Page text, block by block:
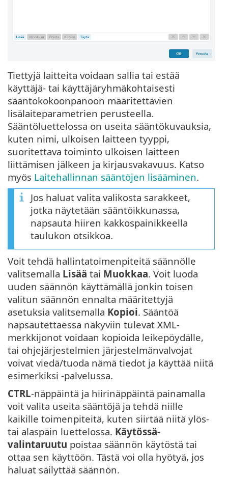
Tiettyjä laitteita voidaan sallia tai estää
käyttäjä- tai käyttäjäryhmäkohtaisesti
sääntökokoonpanoon määritettävien
lisälaiteparametrien perusteella.
Sääntöluettelossa on useita sääntökuvauksia,
kuten nimi, ulkoisen laitteen tyyppi,
suoritettava toiminto ulkoisen laitteen
liittämisen jälkeen ja kirjausvakavuus. Katso
myös Laitehallinnan sääntöjen lisääminen.
Jos haluat valita valikosta sarakkeet,
jotka näytetään sääntöikkunassa,
napsauta hiiren kakkospainikkeella
taulukon otsikkoa.
Voit tehdä hallintatoimenpiteitä säännölle
valitsemalla Lisää tai Muokkaa. Voit luoda
uuden säännön käyttämällä jonkin toisen
valitun säännön ennalta määritettyjä
asetuksia valitsemalla Kopioi. Sääntöä
napsautettaessa näkyviin tulevat XML-
merkkijonot voidaan kopioida leikepöydälle,
tai ohjejärjestelmien järjestelmänvalvojat
voivat viedä/tuoda nämä tiedot ja käyttää niitä
esimerkiksi -palvelussa.
CTRL-näppäintä ja hiirinäppäintä painamalla
voit valita useita sääntöjä ja tehdä niille
kaikille toimenpiteitä, kuten siirtää niitä ylös-
tai alaspäin luettelossa. Käytössä-
valintaruutu poistaa säännön käytöstä tai
ottaa sen käyttöön. Tästä voi olla hyötyä, jos
haluat säilyttää säännön.